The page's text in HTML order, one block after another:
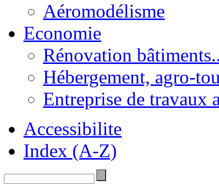
Aéromodélisme
Economie
Rénovation
Hébergement, agro-
Entreprise de travaux
Accessibilite
Index (A-Z)